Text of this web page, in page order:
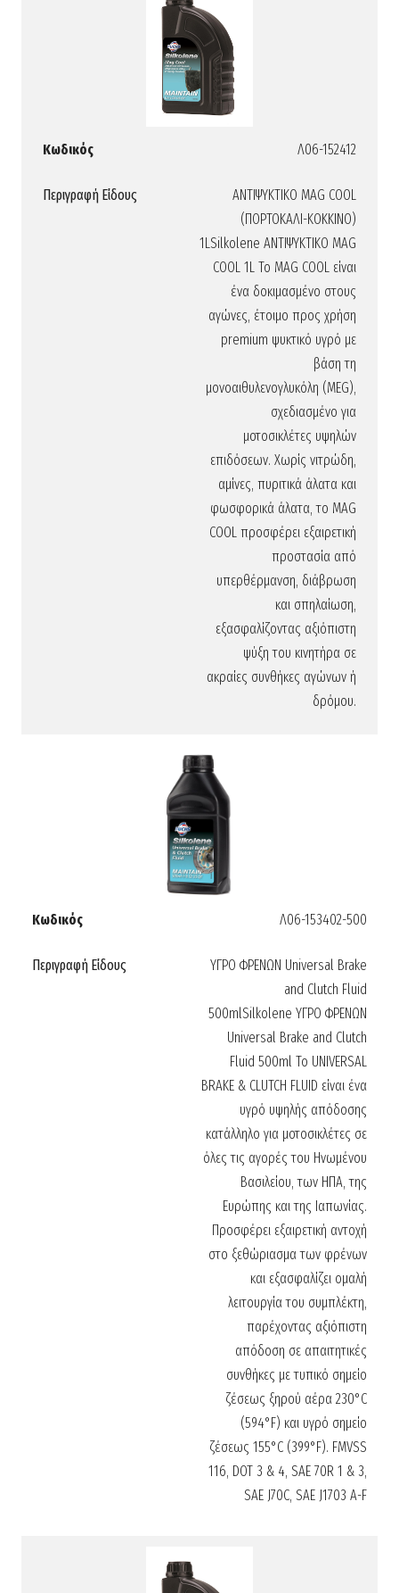
Κωδικός Λ06-152412
Περιγραφή Είδους
ΑΝΤΙΨΥΚΤΙΚΟ MAG COOL
(ΠΟΡΤΟΚΑΛΙ-ΚΟΚΚΙΝΟ)
1LSilkolene ΑΝΤΙΨΥΚΤΙΚΟ MAG
COOL 1L Το MAG COOL είναι
ένα δοκιμασμένο στους
αγώνες, έτοιμο προς χρήση
premium ψυκτικό υγρό με
βάση τη
μονοαιθυλενογλυκόλη (MEG),
σχεδιασμένο για
μοτοσικλέτες υψηλών
επιδόσεων. Χωρίς νιτρώδη,
αμίνες, πυριτικά άλατα και
φωσφορικά άλατα, το MAG
COOL προσφέρει εξαιρετική
προστασία από
υπερθέρμανση, διάβρωση
και σπηλαίωση,
εξασφαλίζοντας αξιόπιστη
ψύξη του κινητήρα σε
ακραίες συνθήκες αγώνων ή
δρόμου.
Κωδικός Λ06-153402-500
Περιγραφή Είδους
ΥΓΡΟ ΦΡΕΝΩΝ Universal Brake
and Clutch Fluid
500mlSilkolene ΥΓΡΟ ΦΡΕΝΩΝ
Universal Brake and Clutch
Fluid 500ml Το UNIVERSAL
BRAKE & CLUTCH FLUID είναι ένα
υγρό υψηλής απόδοσης
κατάλληλο για μοτοσικλέτες σε
όλες τις αγορές του Ηνωμένου
Βασιλείου, των ΗΠΑ, της
Ευρώπης και της Ιαπωνίας.
Προσφέρει εξαιρετική αντοχή
στο ξεθώριασμα των φρένων
και εξασφαλίζει ομαλή
λειτουργία του συμπλέκτη,
παρέχοντας αξιόπιστη
απόδοση σε απαιτητικές
συνθήκες με τυπικό σημείο
ζέσεως ξηρού αέρα 230°C
(594°F) και υγρό σημείο
ζέσεως 155°C (399°F). FMVSS
116, DOT 3 & 4, SAE 70R 1 & 3,
SAE J70C, SAE J1703 A-F